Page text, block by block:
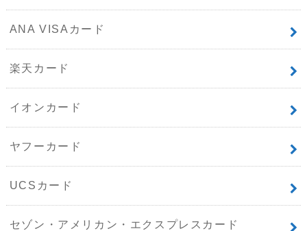
ANA VISAカード
楽天カード
イオンカード
ヤフーカード
UCSカード
セゾン・アメリカン・エクスプレスカード